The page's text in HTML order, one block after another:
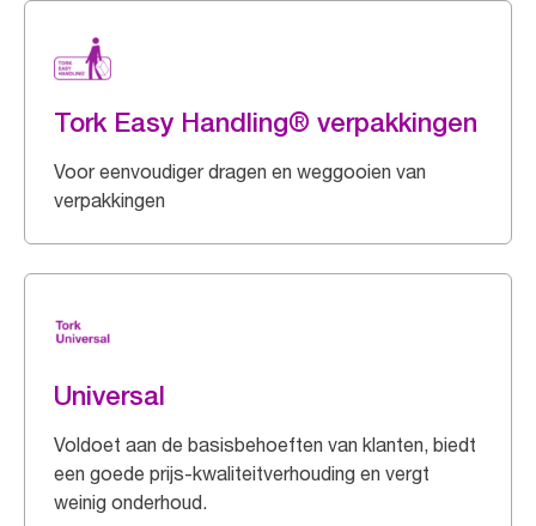
Tork Easy Handling® verpakkingen
Voor eenvoudiger dragen en weggooien van
verpakkingen
Universal
Voldoet aan de basisbehoeften van klanten, biedt
een goede prijs-kwaliteitverhouding en vergt
weinig onderhoud.